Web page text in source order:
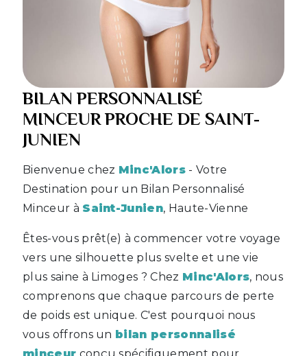
BILAN PERSONNALISÉ
MINCEUR PROCHE DE SAINT-
JUNIEN
Bienvenue chez Minc'Alors - Votre
Destination pour un Bilan Personnalisé
Minceur à Saint-Junien, Haute-Vienne
Êtes-vous prêt(e) à commencer votre voyage
vers une silhouette plus svelte et une vie
plus saine à Limoges ? Chez Minc'Alors, nous
comprenons que chaque parcours de perte
de poids est unique. C'est pourquoi nous
vous offrons un bilan personnalisé